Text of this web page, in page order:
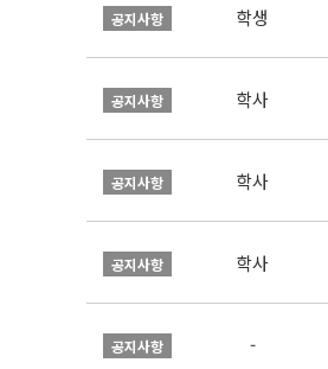
공지사항 학생
공지사항 학사
공지사항 학사
공지사항 학사
공지사항 -